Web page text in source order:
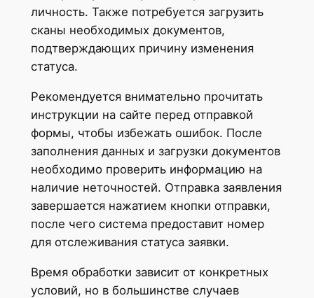
личность. Также потребуется загрузить
сканы необходимых документов,
подтверждающих причину изменения
статуса.
Рекомендуется внимательно прочитать
инструкции на сайте перед отправкой
формы, чтобы избежать ошибок. После
заполнения данных и загрузки документов
необходимо проверить информацию на
наличие неточностей. Отправка заявления
завершается нажатием кнопки отправки,
после чего система предоставит номер
для отслеживания статуса заявки.
Время обработки зависит от конкретных
условий, но в большинстве случаев